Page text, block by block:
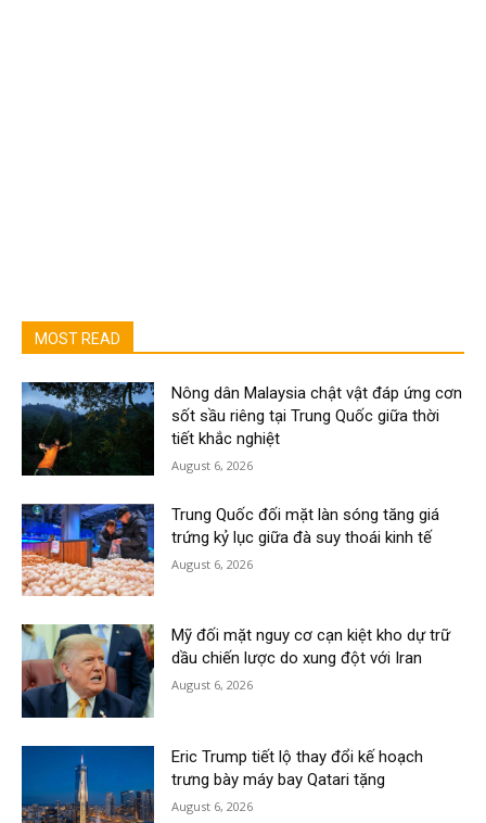
MOST READ
Nông dân Malaysia chật vật đáp ứng cơn
sốt sầu riêng tại Trung Quốc giữa thời
tiết khắc nghiệt
August 6, 2026
Trung Quốc đối mặt làn sóng tăng giá
trứng kỷ lục giữa đà suy thoái kinh tế
August 6, 2026
Mỹ đối mặt nguy cơ cạn kiệt kho dự trữ
dầu chiến lược do xung đột với Iran
August 6, 2026
Eric Trump tiết lộ thay đổi kế hoạch
trưng bày máy bay Qatari tặng
August 6, 2026